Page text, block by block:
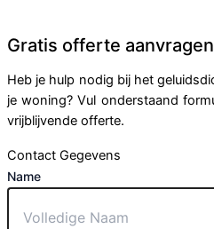
Gratis offerte aanvragen
Heb je hulp nodig bij het
je woning? Vul onderstaand
vrijblijvende offerte.
Contact Gegevens
Name